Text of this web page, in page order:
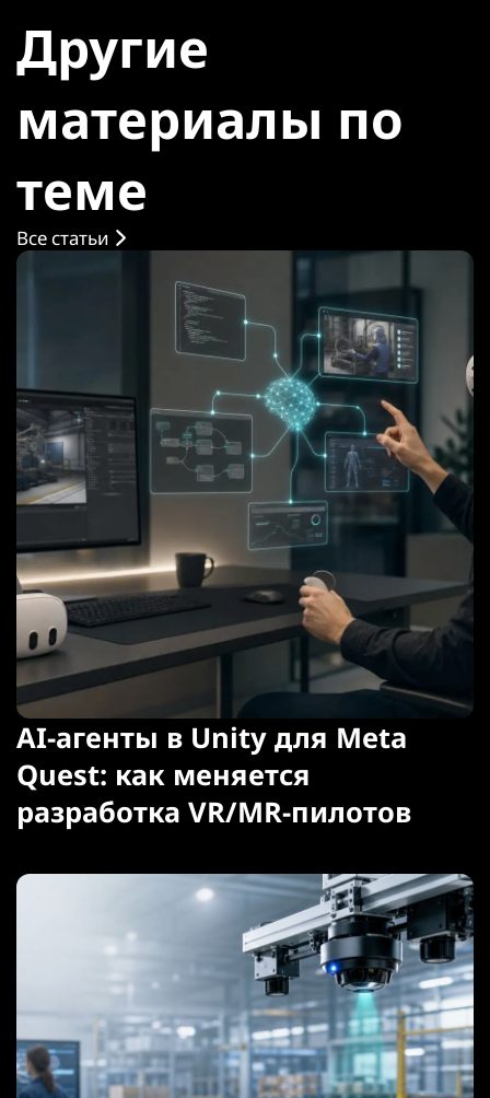
Другие
материалы по
теме
Все статьи
AI-агенты в Unity для Meta
Quest: как меняется
разработка VR/MR-пилотов